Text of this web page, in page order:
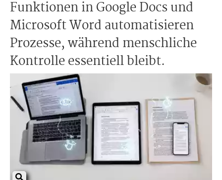
Funktionen in Google Docs und
Microsoft Word automatisieren
Prozesse, während menschliche
Kontrolle essentiell bleibt.